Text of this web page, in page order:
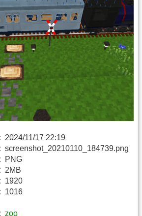
2024/11/17 22:19
screenshot_20210110_184739.png
PNG
2MB
1920
1016
zoo